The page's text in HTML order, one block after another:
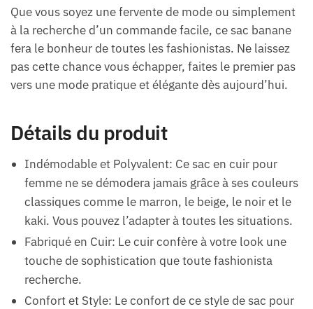
Que vous soyez une fervente de mode ou simplement
à la recherche d’un commande facile, ce sac banane
fera le bonheur de toutes les fashionistas. Ne laissez
pas cette chance vous échapper, faites le premier pas
vers une mode pratique et élégante dès aujourd’hui.
Détails du produit
Indémodable et Polyvalent: Ce sac en cuir pour
femme ne se démodera jamais grâce à ses couleurs
classiques comme le marron, le beige, le noir et le
kaki. Vous pouvez l’adapter à toutes les situations.
Fabriqué en Cuir: Le cuir confère à votre look une
touche de sophistication que toute fashionista
recherche.
Confort et Style: Le confort de ce style de sac pour